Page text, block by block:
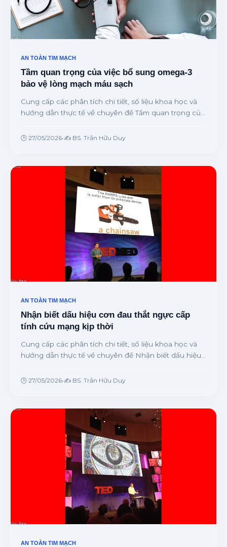
AN TOÀN TIM MẠCH
Tầm quan trọng của việc bổ sung omega-3
bảo vệ lòng mạch máu sạch
Cung cấp các phân tích chi tiết, số liệu khoa học và
hướng dẫn thực tế về chuyên đề Tầm quan trọng của
chuyên gia.
🕒 27/05/2026•✍️ BS. Trần Hữu Duy
AN TOÀN TIM MẠCH
Nhận biết dấu hiệu cơn đau thắt ngực cấp
tính cứu mạng kịp thời
Cung cấp các phân tích chi tiết, số liệu khoa học và
hướng dẫn thực tế về chuyên đề Nhận biết dấu hiệu
chuyên gia.
🕒 27/05/2026•✍️ BS. Trần Hữu Duy
AN TOÀN TIM MẠCH